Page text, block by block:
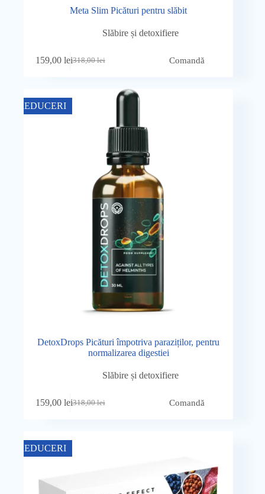
Meta Slim Picături pentru slăbit
Slăbire și detoxifiere
318,00lei
Prețul
fost:
159,00 leiPrețul
159,00 lei.
Comandă
REDUCERI
DetoxDrops Picături împotriva paraziților, pentru
normalizarea digestiei
Slăbire și detoxifiere
318,00lei
Prețul
fost:
159,00 leiPrețul
159,00 lei.
Comandă
REDUCERI